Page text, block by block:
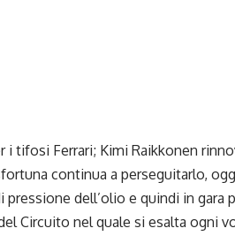
tifosi Ferrari; Kimi Raikkonen
continua a perseguitarlo,
dell’olio e quindi in gara
Circuito nel quale si esalta ogni